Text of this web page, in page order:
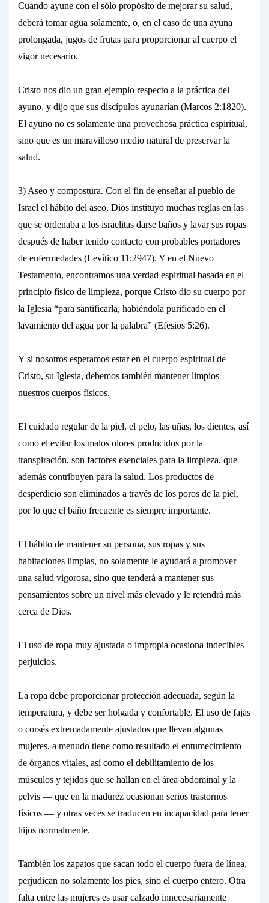
Cuando ayune con el sólo propósito de mejorar su salud,
deberá tomaragua solamente, o, en el caso de una ayuna
prolongada, jugos de frutas para proporcionar al cuerpo el
vigor necesario.
Cristo nos dio un gran ejemplo respecto a la práctica del
ayuno, y dijo que sus discípulos ayunarían (Marcos 2:1820).
El ayuno no es solamente una provechosa práctica espiritual,
sino que es un maravilloso medio natural de preservar la
salud.
3) Aseo y compostura. Con el fin de enseñar al pueblo de
Israel el hábito del aseo, Dios instituyó muchas reglas en las
que se ordenaba a los israelitas darse baños y lavar sus ropas
después de haber tenido contacto con probables portadores
de enfermedades (Levítico 11:2947). Y en el Nuevo
Testamento, encontramos una verdad espiritual basada en el
principio físico de limpieza, porque Cristo dio su cuerpo por
la Iglesia “para santificarla, habiéndola purificado en el
lavamiento del agua por la palabra” (Efesios 5:26).
Y si nosotros esperamos estar en el cuerpo espiritual de
Cristo, su Iglesia, debemos también mantenerlimpios
nuestros cuerpos físicos.
El cuidado regular de la piel, el pelo, las uñas, los dientes, así
como el evitar los malos olores producidos por la
transpiración, son factores esenciales para la limpieza, que
además contribuyen para la salud. Los productos de
desperdicio son eliminados a través de los poros de la piel,
por lo que el baño frecuente es siempre importante.
El hábito de mantener su persona, sus ropas y sus
habitaciones limpias, no solamente le ayudará a promover
una salud vigorosa, sino que tenderá a mantener sus
pensamientos sobre un nivel más elevado y le retendrá más
cerca de Dios.
El uso de ropa muy ajustada o impropia ocasiona indecibles
perjuicios.
La ropa debe proporcionar protección adecuada, según la
temperatura, y debe ser holgada y confortable. El uso de fajas
o corsés extremadamente ajustados que llevan algunas
mujeres, a menudo tiene como resultado el entumecimiento
de órganos vitales, así como el debilitamiento de los
músculos y tejidos que se hallan en el área abdominal y la
pelvis — que en la madurez ocasionan serios trastornos
físicos — y otras veces se traducen en incapacidad para tener
hijos normalmente.
También los zapatos que sacan todo el cuerpo fuera de línea,
perjudican no solamente los pies, sino el cuerpo entero. Otra
falta entre las mujeres es usar calzado innecesariamente